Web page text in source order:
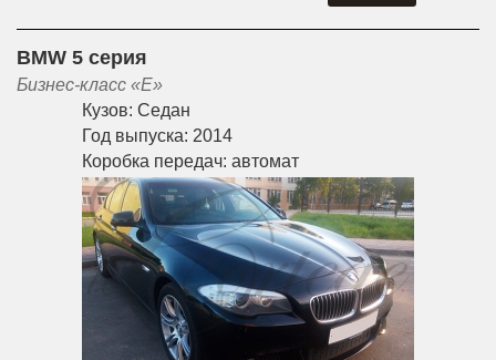
BMW 5 серия
Бизнес-класс «E»
Кузов: Седан
Год выпуска: 2014
Коробка передач: автомат